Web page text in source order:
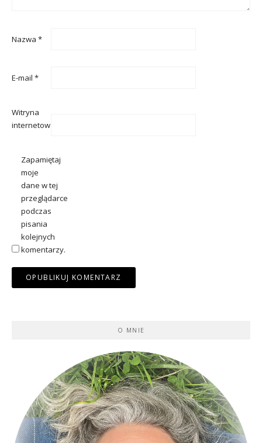
Nazwa *
E-mail *
Witryna
internetowa
Zapamiętaj
moje
dane w tej
przeglądarce
podczas
pisania
kolejnych
komentarzy.
O MNIE